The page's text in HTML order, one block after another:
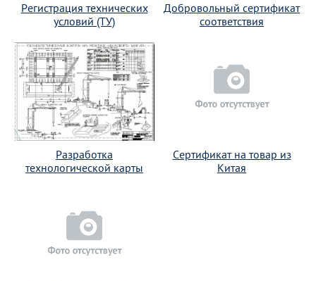
Регистрация технических
условий (ТУ)
Добровольный сертификат
соответствия
Разработка
технологической карты
Сертификат на товар из
Китая